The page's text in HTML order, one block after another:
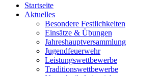
Startseite
Aktuelles
Besondere Festlichkeiten
Einsätze & Übungen
Jahreshauptversammlung
Jugendfeuerwehr
Leistungswettbewerbe
Traditionswettbewerbe